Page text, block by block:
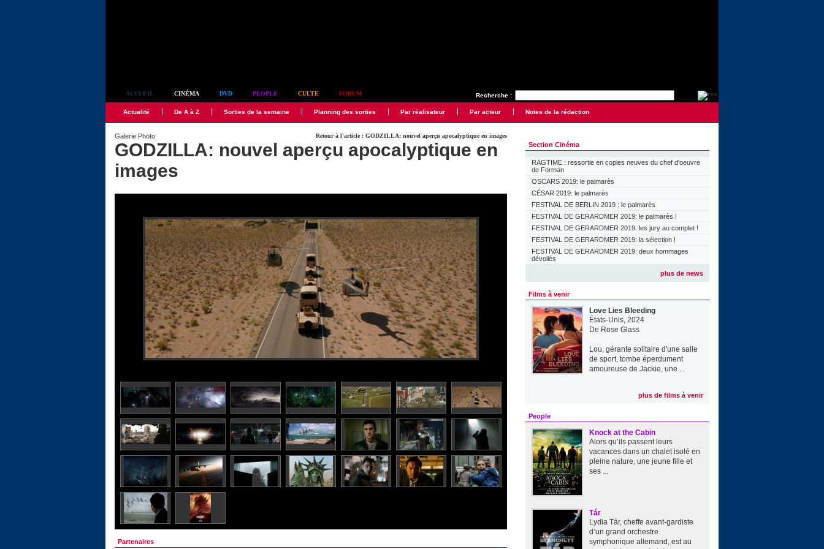
Recherche :
ACCUEIL CINÉMA DVD PEOPLE CULTE FORUM
Actualité De A à Z Sorties de la semaine Planning des sorties Par réalisateur Par acteur Notes de la rédaction
Retour à l'article : GODZILLA: nouvel aperçu apocalyptique en images
Galerie Photo
GODZILLA: nouvel aperçu apocalyptique en
images
Partenaires
Section Cinéma
RAGTIME : ressortie en copies neuves du chef d'oeuvre
de Forman
OSCARS 2019: le palmarès
CÉSAR 2019: le palmarès
FESTIVAL DE BERLIN 2019 : le palmarès
FESTIVAL DE GERARDMER 2019: le palmarès !
FESTIVAL DE GERARDMER 2019: les jury au complet !
FESTIVAL DE GERARDMER 2019: la sélection !
FESTIVAL DE GERARDMER 2019: deux hommages
dévoilés
plus de news
Films à venir
Love Lies Bleeding
États-Unis, 2024
De Rose Glass
Lou, gérante solitaire d'une salle
de sport, tombe éperdument
amoureuse de Jackie, une ...
plus de films à venir
People
Knock at the Cabin
Alors qu’ils passent leurs
vacances dans un chalet isolé en
pleine nature, une jeune fille et
ses ...
Tár
Lydia Tár, cheffe avant-gardiste
d’un grand orchestre
symphonique allemand, est au